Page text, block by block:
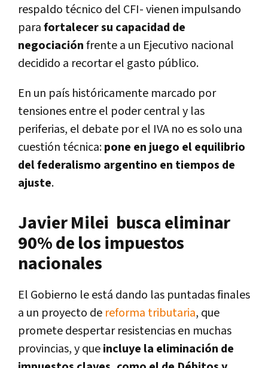
respaldo técnico del CFI- vienen impulsando
parafortalecer su capacidad de
negociaciónfrente a un Ejecutivo nacional
decidido a recortar el gasto público.
En un país históricamente marcado por
tensiones entre el poder central y las
periferias, el debate por el IVA no es solo una
cuestión técnica:pone en juego el equilibrio
del federalismo argentino en tiempos de
ajuste.
Javier Milei busca eliminar
90% de los impuestos
nacionales
El Gobierno le está dando las puntadas finales
a un proyecto de reforma tributaria, que
promete despertar resistencias en muchas
provincias, y queincluye la eliminación de